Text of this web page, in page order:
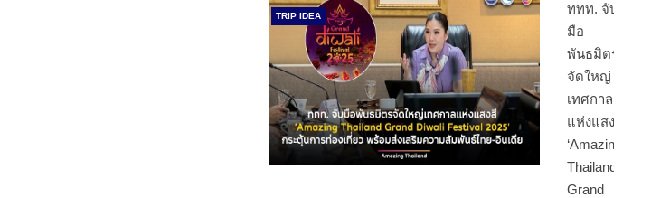
TRIP IDEA
ททท. จับ
มือ
พันธมิตร
จัดใหญ่
เทศกาล
แห่งแสงสี
‘Amazing
Thailand
Grand